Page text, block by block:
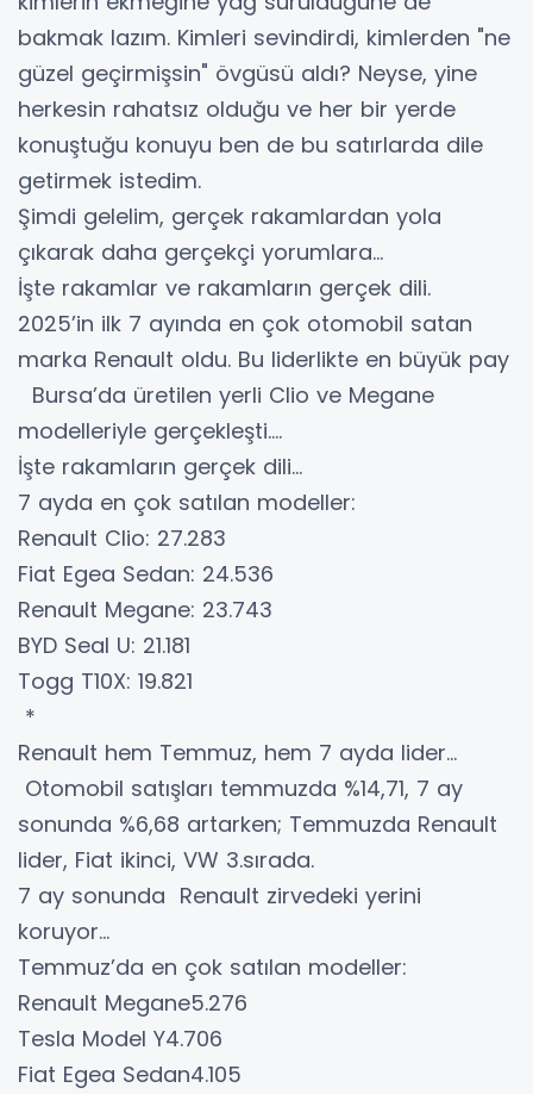
bakmak lazım. Kimleri sevindirdi, kimlerden "ne
güzel geçirmişsin" övgüsü aldı? Neyse, yine
herkesin rahatsız olduğu ve her bir yerde
konuştuğu konuyu ben de bu satırlarda dile
getirmek istedim.
Şimdi gelelim, gerçek rakamlardan yola
çıkarak daha gerçekçi yorumlara...
İşte rakamlar ve rakamların gerçek dili.
2025’in ilk 7 ayında en çok otomobil satan
marka Renault oldu. Bu liderlikte en büyük pay
Bursa’da üretilen yerli Clio ve Megane
modelleriyle gerçekleşti....
İşte rakamların gerçek dili…
7 ayda en çok satılan modeller:
Renault Clio: 27.283
Fiat Egea Sedan: 24.536
Renault Megane: 23.743
BYD Seal U: 21.181
Togg T10X: 19.821
*
Renault hem Temmuz, hem 7 ayda lider…
Otomobil satışları temmuzda %14,71, 7 ay
sonunda %6,68 artarken; Temmuzda Renault
lider, Fiat ikinci, VW 3.sırada.
7 ay sonunda Renault zirvedeki yerini
koruyor…
Temmuz’da en çok satılan modeller:
Renault Megane5.276
Tesla Model Y4.706
Fiat Egea Sedan4.105